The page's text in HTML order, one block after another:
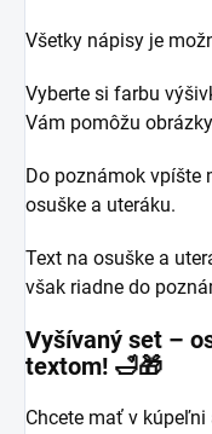
Všetky nápisy je
Vyberte si farbu
Vám pomôžu
Do poznámok vpíšte
osuške a uteráku.
Text na osuške a
však riadne do
Vyšívaný set –
textom! 🛁🎁
Chcete mať v